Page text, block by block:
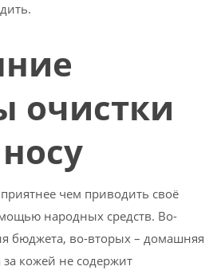
очистки
чем приводить своё
народных средств. Во-
бюджета, во-вторых – домашняя
за кожей не содержит